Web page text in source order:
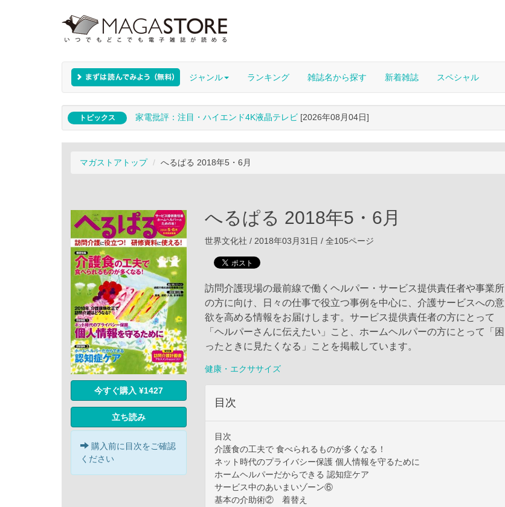
ジャンル ランキング 雑誌名から探す 新着雑誌 スペシャル
トピックス 家電批評：注目・ハイエンド4K液晶テレビ [2026年08月04日]
マガストアトップ へるぱる 2018年5・6月
今すぐ購入 ¥1427
立ち読み
購入前に目次をご確認
ください
へるぱる 2018年5・6月
世界文化社 / 2018年03月31日 / 全105ページ
訪問介護現場の最前線で働くヘルパー・サービス提供責任者や事業所
の方に向け、日々の仕事で役立つ事例を中心に、介護サービスへの意
欲を高める情報をお届けします。サービス提供責任者の方にとって
「ヘルパーさんに伝えたい」こと、ホームヘルパーの方にとって「困
ったときに見たくなる」ことを掲載しています。
健康・エクササイズ
目次
目次
介護食の工夫で 食べられるものが多くなる！
ネット時代のプライバシー保護 個人情報を守るために
ホームヘルパーだからできる 認知症ケア
サービス中のあいまいゾーン⑥
基本の介助術② 着替え